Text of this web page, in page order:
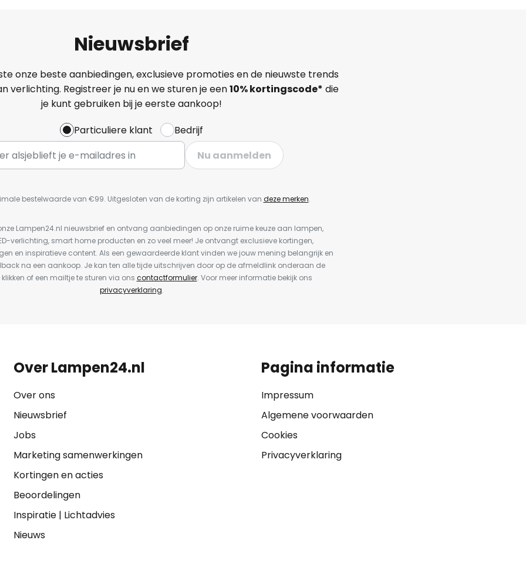
Nieuwsbrief
onze beste aanbiedingen, exclusieve promoties en de nieuwste trends
verlichting. Registreer je nu en we sturen je een10% kortingscode* die
je kunt gebruiken bij je eerste aankoop!
Particuliere klant
Bedrijf
Nu aanmelden
bestelwaarde van €99. Uitgesloten van de korting zijn artikelen van deze merken.
Lampen24.nl nieuwsbrief en ontvang aanbiedingen op onze ruime keuze aan lampen,
verlichting, smart home producten en zo veel meer! Je ontvangt exclusieve kortingen,
en inspiratieve content. Als een gewaardeerde klant vinden we jouw mening belangrijk en
na een aankoop. Je kan ten alle tijde uitschrijven door op de afmeldlink onderaan de
of een mailtje te sturen via ons contactformulier. Voor meer informatie bekijk ons
privacyverklaring.
Over Lampen24.nl
Over ons
Nieuwsbrief
Jobs
Marketing samenwerkingen
Kortingen en acties
Beoordelingen
Inspiratie| Lichtadvies
Nieuws
Pagina informatie
Impressum
Algemene voorwaarden
Cookies
Privacyverklaring